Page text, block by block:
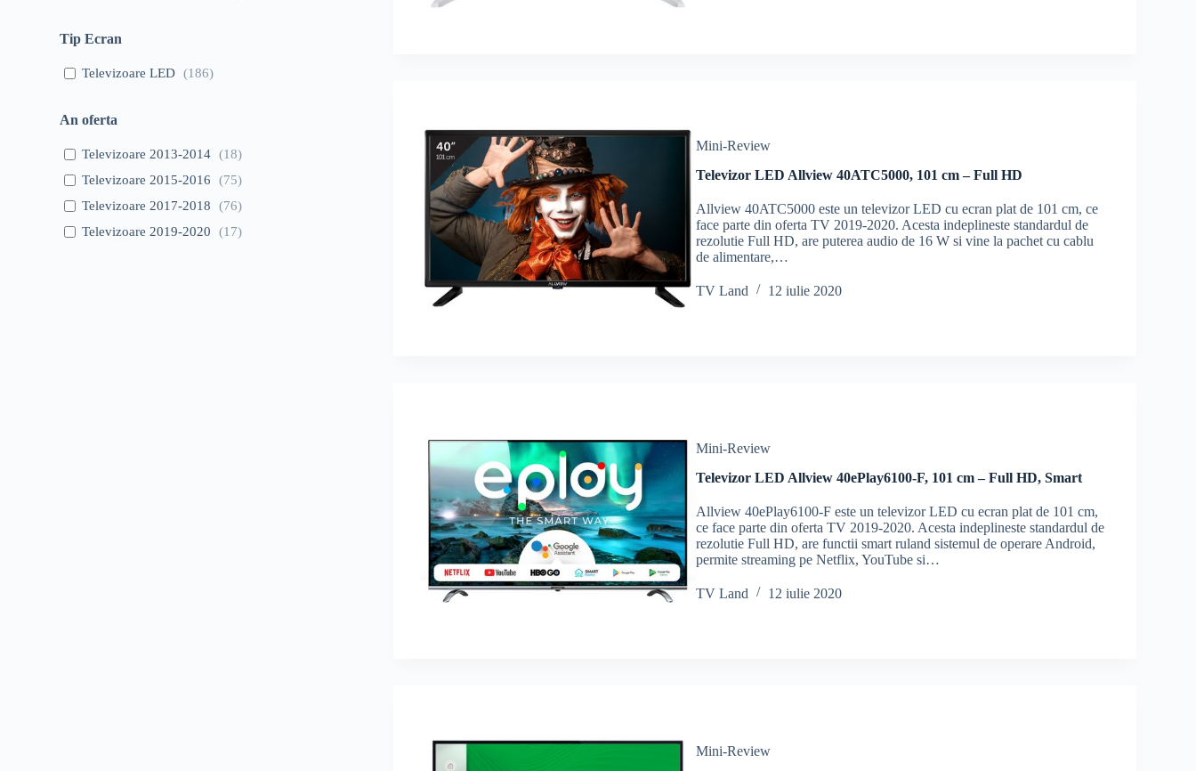
Mini-Review
Televizor LED Allview 40ATC5000, 101 cm – Full HD
Allview 40ATC5000 este un televizor LED cu ecran plat de 101 cm, ce
face parte din oferta TV 2019-2020. Acesta indeplineste standardul de
rezolutie Full HD, are puterea audio de 16 W si vine la pachet cu cablu
de alimentare,…
TV Land 12 iulie 2020
Mini-Review
Televizor LED Allview 40ePlay6100-F, 101 cm – Full HD, Smart
Allview 40ePlay6100-F este un televizor LED cu ecran plat de 101 cm,
ce face parte din oferta TV 2019-2020. Acesta indeplineste standardul de
rezolutie Full HD, are functii smart ruland sistemul de operare Android,
permite streaming pe Netflix, YouTube si…
TV Land 12 iulie 2020
Mini-Review
Tip Ecran
Televizoare LED (186)
An oferta
Televizoare 2013-2014 (18)
Televizoare 2015-2016
(75)
Televizoare 2017-2018
(76)
Televizoare 2019-2020
(17)